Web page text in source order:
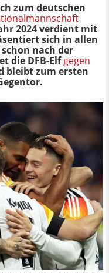
zum deutschen
2024 verdient mit
sich in allen
nach der
die DFB-Elfgegen
bleibt zum ersten